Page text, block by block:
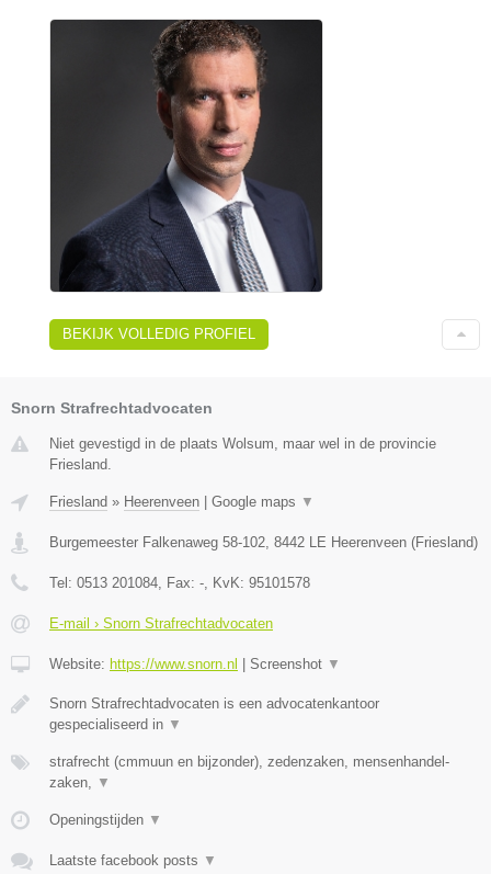
BEKIJK VOLLEDIG PROFIEL
Snorn Strafrechtadvocaten
Niet gevestigd in de plaats Wolsum, maar wel in de provincie
Friesland.
Friesland » Heerenveen Google maps ▼
Burgemeester Falkenaweg 58-102, 8442 LE Heerenveen (Friesland)
Tel: 0513 201084, Fax: -, KvK: 95101578
E-mail › Snorn Strafrechtadvocaten
Website: https://www.snorn.nl Screenshot ▼
Snorn Strafrechtadvocaten is een advocatenkantoor
gespecialiseerd in ▼
strafrecht (cmmuun en bijzonder), zedenzaken, mensenhandel-
zaken, ▼
Openingstijden ▼
Laatste facebook posts ▼